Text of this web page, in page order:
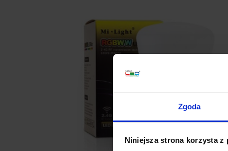
Zgoda
Niniejsza strona korzysta z